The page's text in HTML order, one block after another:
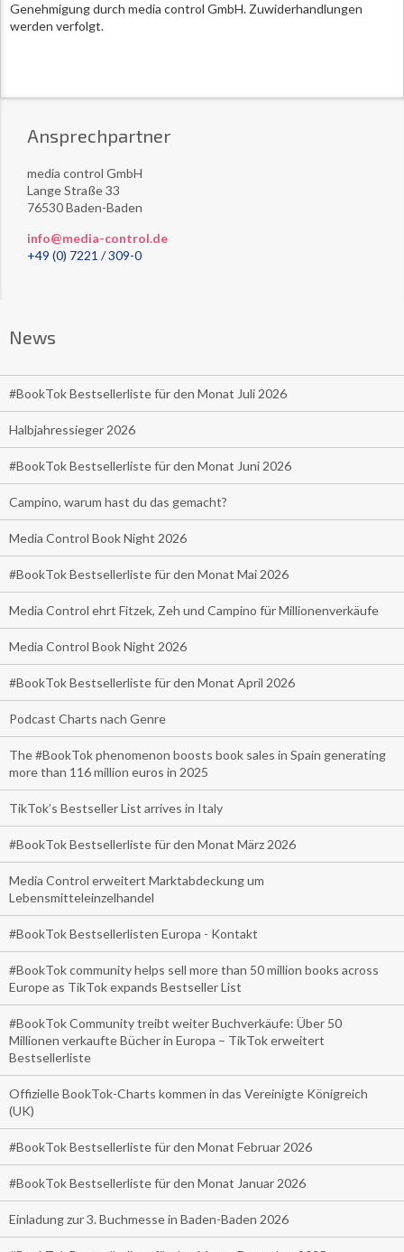
Genehmigung durch media control GmbH. Zuwiderhandlungen
werden verfolgt.
Ansprechpartner
media control GmbH
Lange Straße 33
76530 Baden-Baden
info@media-control.de
+49 (0) 7221 / 309-0
News
#BookTok Bestsellerliste für den Monat Juli 2026
Halbjahressieger 2026
#BookTok Bestsellerliste für den Monat Juni 2026
Campino, warum hast du das gemacht?
Media Control Book Night 2026
#BookTok Bestsellerliste für den Monat Mai 2026
Media Control ehrt Fitzek, Zeh und Campino für Millionenverkäufe
Media Control Book Night 2026
#BookTok Bestsellerliste für den Monat April 2026
Podcast Charts nach Genre
The #BookTok phenomenon boosts book sales in Spain generating
more than 116 million euros in 2025
TikTok’s Bestseller List arrives in Italy
#BookTok Bestsellerliste für den Monat März 2026
Media Control erweitert Marktabdeckung um
Lebensmitteleinzelhandel
#BookTok Bestsellerlisten Europa - Kontakt
#BookTok community helps sell more than 50 million books across
Europe as TikTok expands Bestseller List
#BookTok Community treibt weiter Buchverkäufe: Über 50
Millionen verkaufte Bücher in Europa – TikTok erweitert
Bestsellerliste
Offizielle BookTok-Charts kommen in das Vereinigte Königreich
(UK)
#BookTok Bestsellerliste für den Monat Februar 2026
#BookTok Bestsellerliste für den Monat Januar 2026
Einladung zur 3. Buchmesse in Baden-Baden 2026